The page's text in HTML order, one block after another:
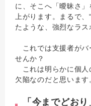
に、そこへ「曖昧さ
上がります。まるで
たような、強烈なラス
これでは支援者がバ
せんか？
これは明らかに個人
欠陥なのだと思います
「今までどお